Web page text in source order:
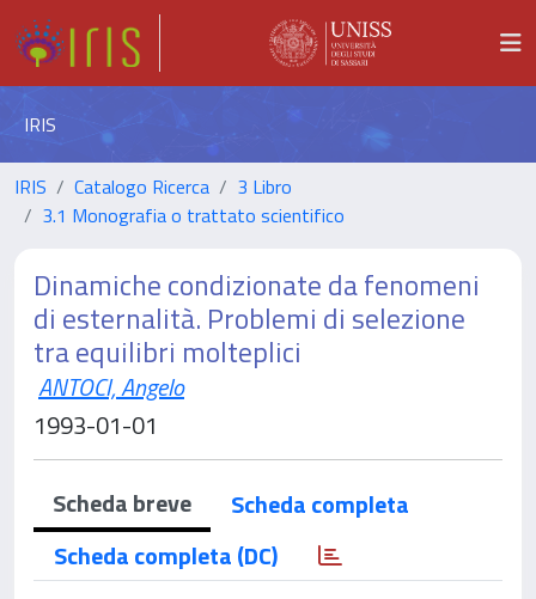
IRIS
IRIS Catalogo Ricerca
3 Libro
3.1 Monografia o trattato scientifico
Dinamiche condizionate da fenomeni
di esternalità. Problemi di selezione
tra equilibri molteplici
ANTOCI, Angelo
1993-01-01
Scheda breve
Scheda completa
Scheda completa (DC)